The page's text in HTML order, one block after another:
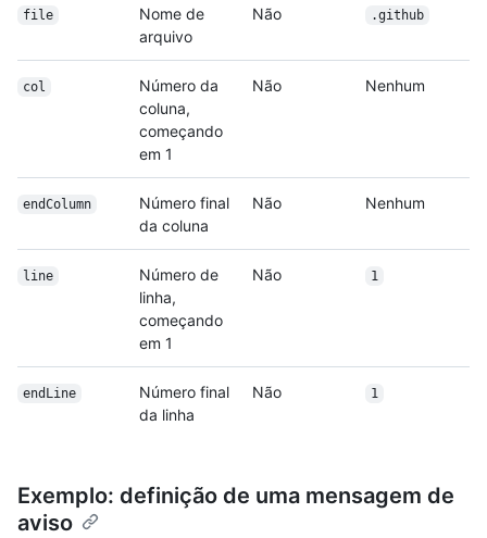
file
Nome de
arquivo
Não .github
col
Número da
coluna,
começando
em 1
Não Nenhum
endColumn
Número final
da coluna
Não Nenhum
line
Número de
linha,
começando
em 1
Não 1
endLine
Número final
da linha
Não 1
Exemplo: definição de uma mensagem de
aviso